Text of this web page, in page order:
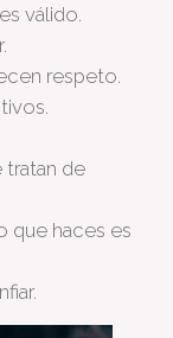
válido.
respeto.
tratan de
que haces es